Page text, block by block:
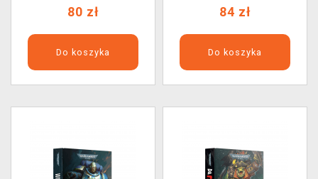
80 zł
Do koszyka
84 zł
Do koszyka